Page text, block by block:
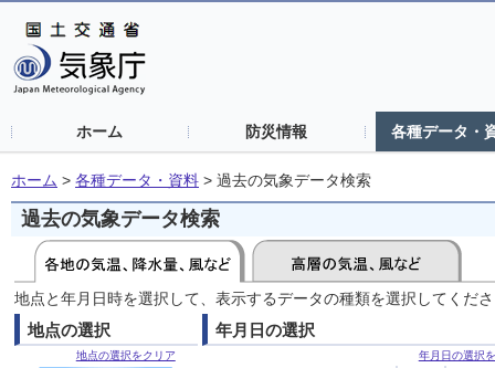
ホーム 防災情報 各種データ・
ホーム > 各種データ・資料 > 過去の気象データ検索
過去の気象データ検索
地点と年月日時を選択して、表示するデータの種類を選択してくだ
地点の選択
地点の選択をクリア
年月日の選択
年月日の選択